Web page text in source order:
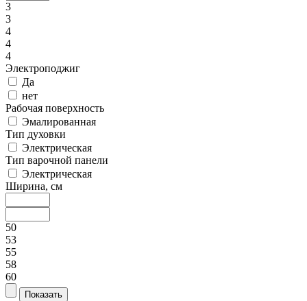
3
3
4
4
4
Электроподжиг
Да
нет
Рабочая поверхность
Эмалированная
Тип духовки
Электрическая
Тип варочной панели
Электрическая
Ширина, см
50
53
55
58
60